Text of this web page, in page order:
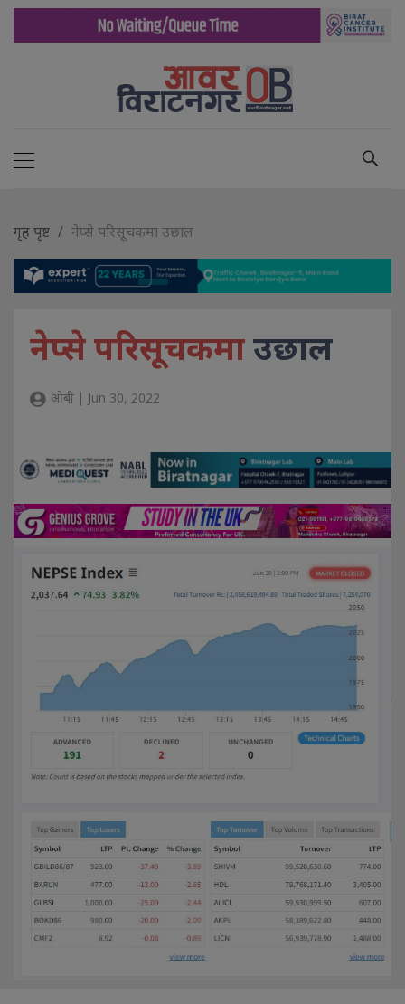
गृह पृष्ट नेप्से परिसूचकमा उछाल
नेप्से परिसूचकमाउछाल
ओबी | Jun 30, 2022